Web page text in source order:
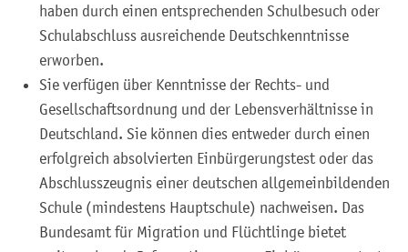
haben durch einen entsprechenden Schulbesuch oder
Schulabschluss ausreichende Deutschkenntnisse
erworben.
Sie verfügen über Kenntnisse der Rechts- und
Gesellschaftsordnung und der Lebensverhältnisse in
Deutschland. Sie können dies entweder durch einen
erfolgreich absolvierten Einbürgerungstest oder das
Abschlusszeugnis einer deutschen allgemeinbildenden
Schule (mindestens Hauptschule) nachweisen. Das
Bundesamt für Migration und Flüchtlinge bietet